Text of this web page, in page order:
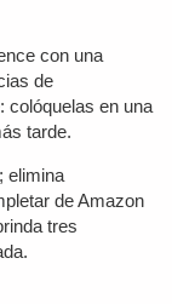
con una
de
colóquelas en una
tarde.
; elimina
de Amazon
tres